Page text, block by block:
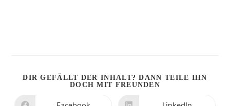
DIR GEFÄLLT DER INHALT? DANN TEILE IHN
DOCH MIT FREUNDEN